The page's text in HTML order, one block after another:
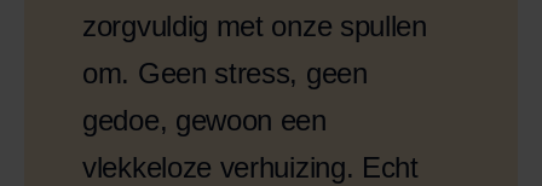
zorgvuldig met onze spullen
om. Geen stress, geen
gedoe, gewoon een
vlekkeloze verhuizing. Echt